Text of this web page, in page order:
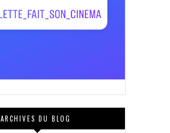
ARCHIVES DU BLOG